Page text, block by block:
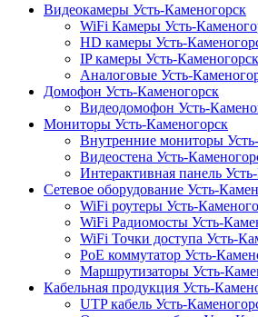
Видеокамеры Усть-Каменогорск
WiFi Камеры Усть-
HD камеры Усть-
IP камеры Усть-Каменогорск
Аналоговые Усть-
Домофон Усть-Каменогорск
Видеодомофон Усть-
Мониторы Усть-Каменогорск
Внутренние мониторы
Видеостена Усть-
Интерактивная панель
Сетевое оборудование Усть-
WiFi роутеры Усть-
WiFi Радиомосты Усть-
WiFi Точки доступа Усть-
PoE коммутатор Усть-
Маршрутизаторы Усть-
Кабельная продукция Усть-
UTP кабель Усть-